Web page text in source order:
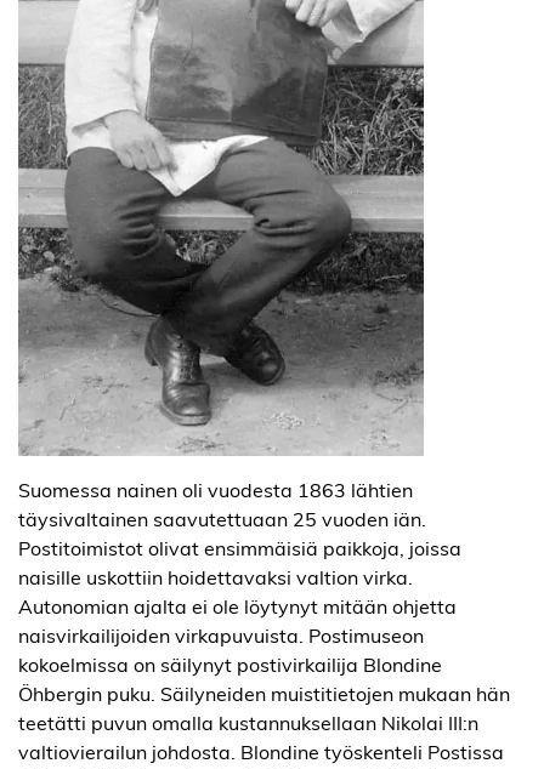
Suomessa nainen oli vuodesta 1863 lähtien
täysivaltainen saavutettuaan 25 vuoden iän.
Postitoimistot olivat ensimmäisiä paikkoja, joissa
naisille uskottiin hoidettavaksi valtion virka.
Autonomian ajalta ei ole löytynyt mitään ohjetta
naisvirkailijoiden virkapuvuista. Postimuseon
kokoelmissa on säilynyt postivirkailija Blondine
Öhbergin puku. Säilyneiden muistitietojen mukaan hän
teetätti puvun omalla kustannuksellaan Nikolai III:n
valtiovierailun johdosta. Blondine työskenteli Postissa